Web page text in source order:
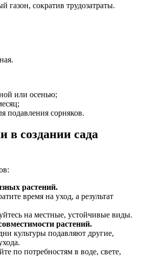
газон, сократив трудозатраты.
или осенью;
подавления сорняков.
в создании сада
растений.
время на уход, а результат
на местные, устойчивые виды.
растений.
культуры подавляют другие,
по потребностям в воде, свете,